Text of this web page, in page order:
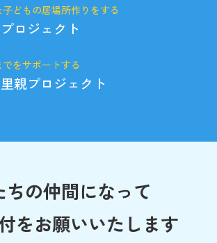
どもの居場所作りをする
ロジェクト
をサポートする
親プロジェクト
ちの仲間になって
をお願いいたします